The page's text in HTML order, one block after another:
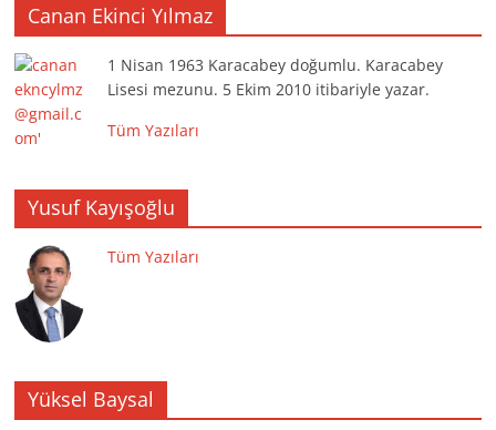
Canan Ekinci Yılmaz
1 Nisan 1963 Karacabey doğumlu. Karacabey
Lisesi mezunu. 5 Ekim 2010 itibariyle yazar.
Tüm Yazıları
Yusuf Kayışoğlu
Tüm Yazıları
Yüksel Baysal